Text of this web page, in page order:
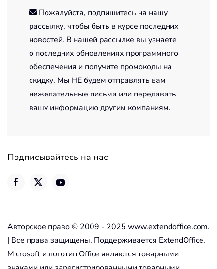
Пожалуйста, подпишитесь на нашу
рассылку, чтобы быть в курсе последних
новостей. В нашей рассылке вы узнаете
о последних обновлениях программного
обеспечения и получите промокоды на
скидку. Мы НЕ будем отправлять вам
нежелательные письма или передавать
вашу информацию другим компаниям.
Подписывайтесь на нас
Авторское право © 2009 - 2025 www.extendoffice.com.
| Все права защищены. Поддерживается ExtendOffice.
Microsoft и логотип Office являются товарными